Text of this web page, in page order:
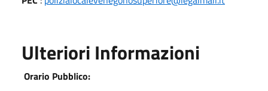
Ulteriori Informazioni
Orario Pubblico: